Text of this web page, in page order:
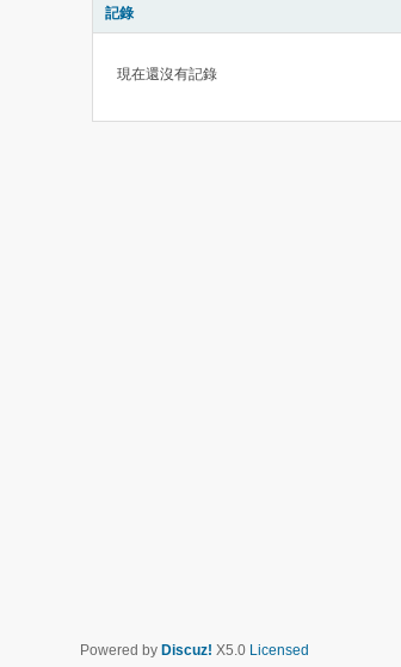
記錄
現在還沒有記錄
Powered by Discuz! X5.0 Licensed